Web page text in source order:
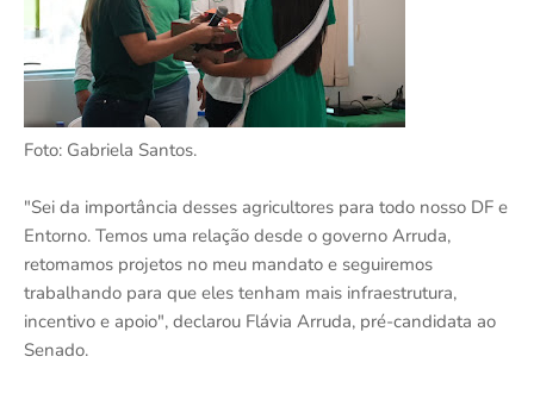
Foto: Gabriela Santos.
"Sei da importância desses agricultores para todo nosso DF e
Entorno. Temos uma relação desde o governo Arruda,
retomamos projetos no meu mandato e seguiremos
trabalhando para que eles tenham mais infraestrutura,
incentivo e apoio", declarou Flávia Arruda, pré-candidata ao
Senado.